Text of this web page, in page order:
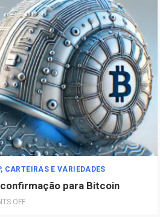
CARTEIRAS E VARIEDADES
para Bitcoin
OFF